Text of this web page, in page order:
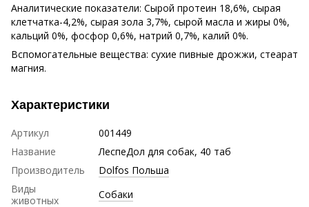
Аналитические показатели: Сырой протеин 18,6%, сырая
клетчатка-4,2%, сырая зола 3,7%, сырой масла и жиры 0%,
кальций 0%, фосфор 0,6%, натрий 0,7%, калий 0%.
Вспомогательные вещества: сухие пивные дрожжи, стеарат
магния.
Характеристики
Артикул
001449
Название
ЛеспеДол для собак, 40 таб
Производитель
Dolfos Польша
Виды
животных
Собаки